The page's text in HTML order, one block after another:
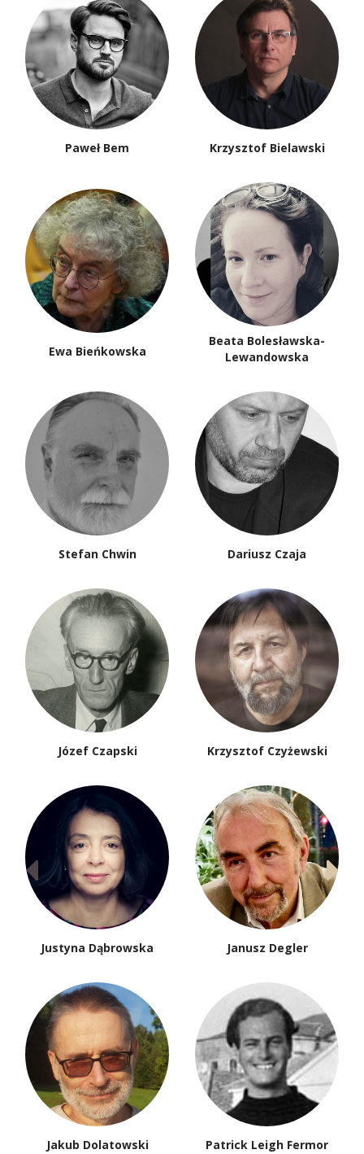
Paweł Bem Krzysztof Bielawski
Ewa Bieńkowska
Beata Bolesławska-
Lewandowska
Stefan Chwin Dariusz Czaja
Józef Czapski Krzysztof Czyżewski
Justyna Dąbrowska Janusz Degler
Jakub Dolatowski Patrick Leigh Fermor